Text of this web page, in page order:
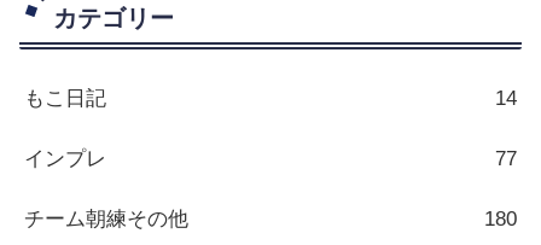
カテゴリー
もこ日記 14
インプレ 77
チーム朝練その他 180